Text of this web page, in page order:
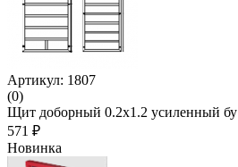
Артикул: 1807
(0)
Щит доборный 0.2х1.2 усиленный бу
571 ₽
Новинка